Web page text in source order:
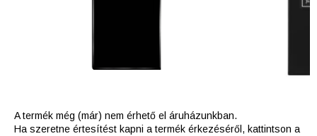
A termék még (már) nem érhető el áruházunkban.
Ha szeretne értesítést kapni a termék érkezéséről, kattintson a